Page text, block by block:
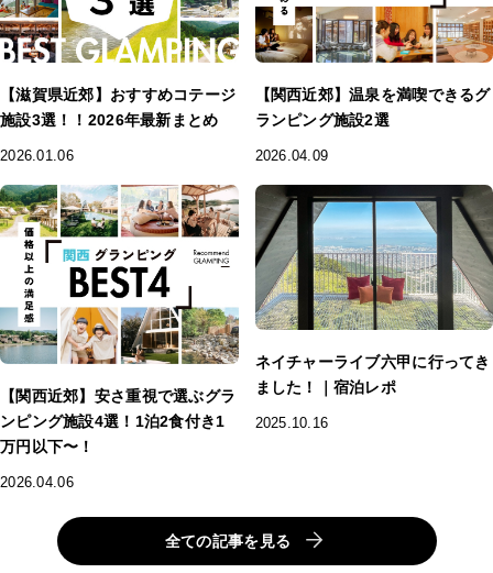
【滋賀県近郊】おすすめコテージ
施設3選！！2026年最新まとめ
2026.01.06
【関西近郊】温泉を満喫できるグ
ランピング施設2選
2026.04.09
【関西近郊】安さ重視で選ぶグラ
ンピング施設4選！1泊2食付き1
万円以下〜！
2026.04.06
ネイチャーライブ六甲に行ってき
ました！｜宿泊レポ
2025.10.16
全ての記事を見る